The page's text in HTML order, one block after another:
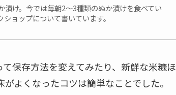
漬け。今では毎朝2〜3種類のぬか漬けを食べてい
ョップについて書いています。
保存方法を変えてみたり、新鮮な米糠ほ
よくなったコツは簡単なことでした。